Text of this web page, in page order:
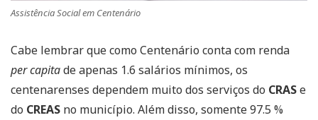
Assistência Social em Centenário
Cabe lembrar que como Centenário conta com renda
per capitade apenas 1.6 salários mínimos, os
centenarenses dependem muito dos serviços do CRASe
do CREAS no município. Além disso, somente 97.5 %